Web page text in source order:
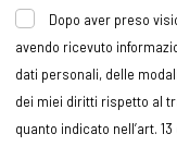
Dopo aver preso
avendo ricevuto
dati personali, delle
dei miei diritti rispetto al
quanto indicato nell’art.